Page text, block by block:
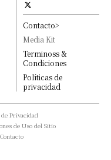
Contacto>
Media Kit
Terminoss &
Condiciones
Políticas de
privacidad
Privacidad
de Uso del Sitio
Contacto